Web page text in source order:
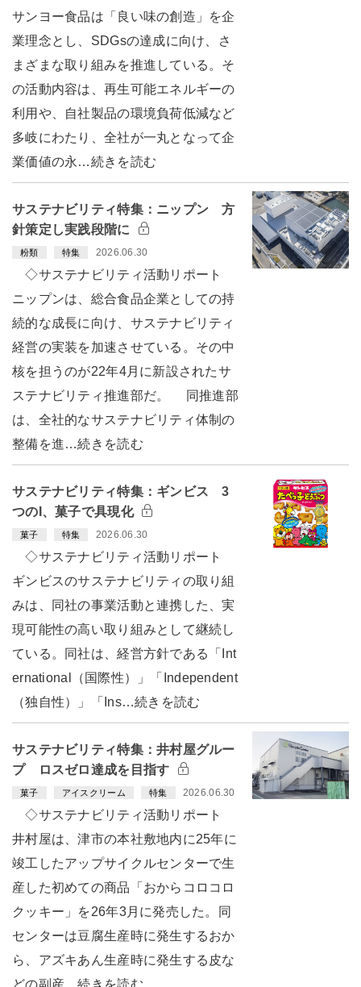
サンヨー食品は「良い味の創造」を企
業理念とし、SDGsの達成に向け、さ
まざまな取り組みを推進している。そ
の活動内容は、再生可能エネルギーの
利用や、自社製品の環境負荷低減など
多岐にわたり、全社が一丸となって企
業価値の永…続きを読む
サステナビリティ特集：ニップン 方
針策定し実践段階に
粉類 特集 2026.06.30
◇サステナビリティ活動リポート
ニップンは、総合食品企業としての持
続的な成長に向け、サステナビリティ
経営の実装を加速させている。その中
核を担うのが22年4月に新設されたサ
ステナビリティ推進部だ。 同推進部
は、全社的なサステナビリティ体制の
整備を進…続きを読む
サステナビリティ特集：ギンビス 3
つのI、菓子で具現化
菓子 特集 2026.06.30
◇サステナビリティ活動リポート
ギンビスのサステナビリティの取り組
みは、同社の事業活動と連携した、実
現可能性の高い取り組みとして継続し
ている。同社は、経営方針である「Int
ernational（国際性）」「Independent
（独自性）」「Ins…続きを読む
サステナビリティ特集：井村屋グルー
プ ロスゼロ達成を目指す
菓子 アイスクリーム 特集 2026.06.30
◇サステナビリティ活動リポート
井村屋は、津市の本社敷地内に25年に
竣工したアップサイクルセンターで生
産した初めての商品「おからコロコロ
クッキー」を26年3月に発売した。同
センターは豆腐生産時に発生するおか
ら、アズキあん生産時に発生する皮な
どの副産…続きを読む